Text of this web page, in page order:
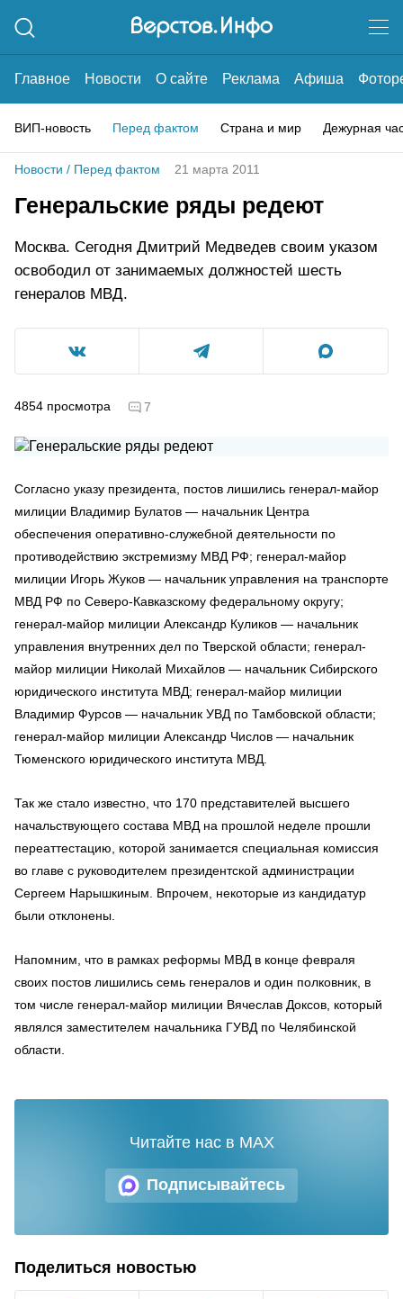
Главное Новости О сайте Реклама Афиша
ВИП-новость Перед фактом Страна и мир Дежурная
Новости / Перед фактом 21 марта 2011
Генеральские ряды редеют
Москва. Сегодня Дмитрий Медведев своим указом
освободил от занимаемых должностей шесть
генералов МВД.
4854 просмотра 7
Согласно указу президента, постов лишились генерал-майор
милиции Владимир Булатов — начальник Центра
обеспечения оперативно-служебной деятельности по
противодействию экстремизму МВД РФ; генерал-майор
милиции Игорь Жуков — начальник управления на транспорте
МВД РФ по Северо-Кавказскому федеральному округу;
генерал-майор милиции Александр Куликов — начальник
управления внутренних дел по Тверской области; генерал-
майор милиции Николай Михайлов — начальник Сибирского
юридического института МВД; генерал-майор милиции
Владимир Фурсов — начальник УВД по Тамбовской области;
генерал-майор милиции Александр Числов — начальник
Тюменского юридического института МВД.
Так же стало известно, что 170 представителей высшего
начальствующего состава МВД на прошлой неделе прошли
переаттестацию, которой занимается специальная комиссия
во главе с руководителем президентской администрации
Сергеем Нарышкиным. Впрочем, некоторые из кандидатур
были отклонены.
Напомним, что в рамках реформы МВД в конце февраля
своих постов лишились семь генералов и один полковник, в
том числе генерал-майор милиции Вячеслав Доксов, который
являлся заместителем начальника ГУВД по Челябинской
области.
Подписывайтесь
Читайте нас в MAX
Поделиться новостью